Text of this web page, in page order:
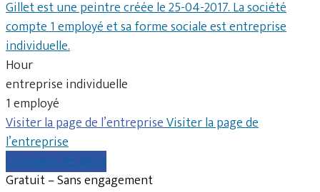
Gillet est une peintre créée le 25-04-2017. La société
compte 1 employé et sa forme sociale est entreprise
individuelle.
Hour
entreprise individuelle
1 employé
Visiter la page de l’entrepriseVisiter la page de
l’entreprise
Comparer les devis
Gratuit – Sans engagement